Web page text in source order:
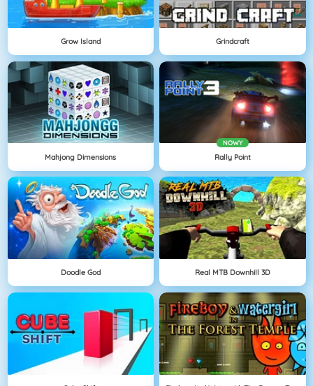
Grow Island Grindcraft
Mahjong Dimensions
NOWY
Rally Point
Doodle God Real MTB Downhill 3D